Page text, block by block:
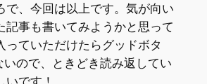
で、今回は以上です。気が向い
記事も書いてみようかと思って
っていただけたらグッドボタ
ので、ときどき読み返してい
いです！